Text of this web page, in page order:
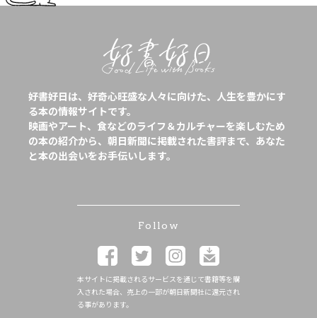
好書好日は、好奇心旺盛な人々に向けた、人生を豊かにす
る本の情報サイトです。
映画やアート、食などのライフ＆カルチャーを楽しむため
の本の紹介から、朝日新聞に掲載された書評まで、あなた
と本の出会いをお手伝いします。
Follow
本サイトに掲載されるサービスを通じて書籍等を購
入された場合、売上の一部が朝日新聞社に還元され
る事があります。